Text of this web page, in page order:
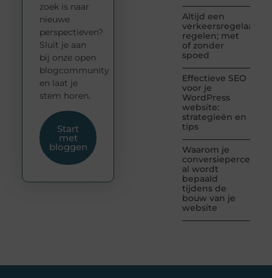
Altijd een
verkeersregelaar
regelen; met
of zonder
spoed
Effectieve SEO
voor je
WordPress
website:
strategieën en
tips
Waarom je
al wordt
bepaald
tijdens de
bouw van je
website
zoek is naar
nieuwe
perspectieven?
Sluit je aan
bij onze open
blogcommunity
en laat je
stem horen.
Start
met
bloggen